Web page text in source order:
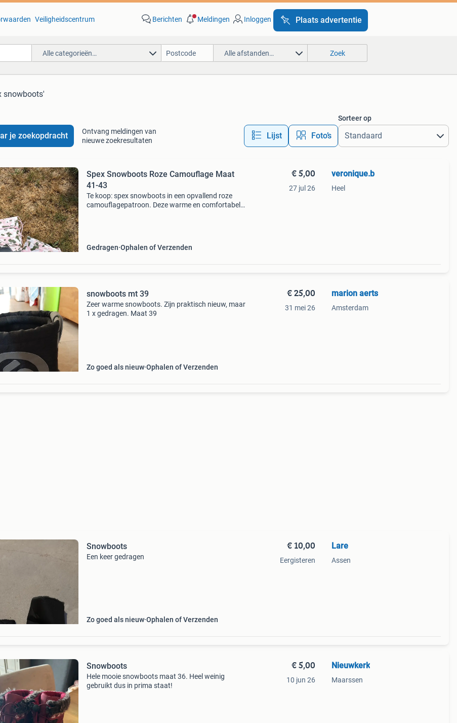
Veiligheidscentrum Berichten Meldingen Inloggen Plaats advertentie
Alle categorieën… Alle afstanden… Zoek
snowboots'
je zoekopdracht
Ontvang meldingen van
nieuwe zoekresultaten
Lijst Foto’s
Sorteer op
Spex Snowboots Roze Camouflage Maat
41-43
Te koop: spex snowboots in een opvallend roze
camouflagepatroon. Deze warme en comfortabele
Gedragen Ophalen of Verzenden
€ 5,00
27 jul 26
veronique.b
Heel
snowboots mt 39
Zeer warme snowboots. Zijn praktisch nieuw, maar
1 x gedragen. Maat 39
Zo goed als nieuw Ophalen of Verzenden
€ 25,00
31 mei 26
marion aerts
Amsterdam
Snowboots
Een keer gedragen
Zo goed als nieuw Ophalen of Verzenden
€ 10,00
Eergisteren
Lare
Assen
Snowboots
Hele mooie snowboots maat 36. Heel weinig
gebruikt dus in prima staat!
€ 5,00
10 jun 26
Nieuwkerk
Maarssen